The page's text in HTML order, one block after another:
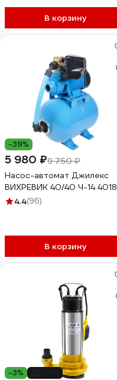
В корзину
-39%
5 980 ₽9 750 ₽
Насос-автомат Джилекс
ВИХРЕВИК 40/40 Ч-14 4018
4.4(96)
В корзину
-3%